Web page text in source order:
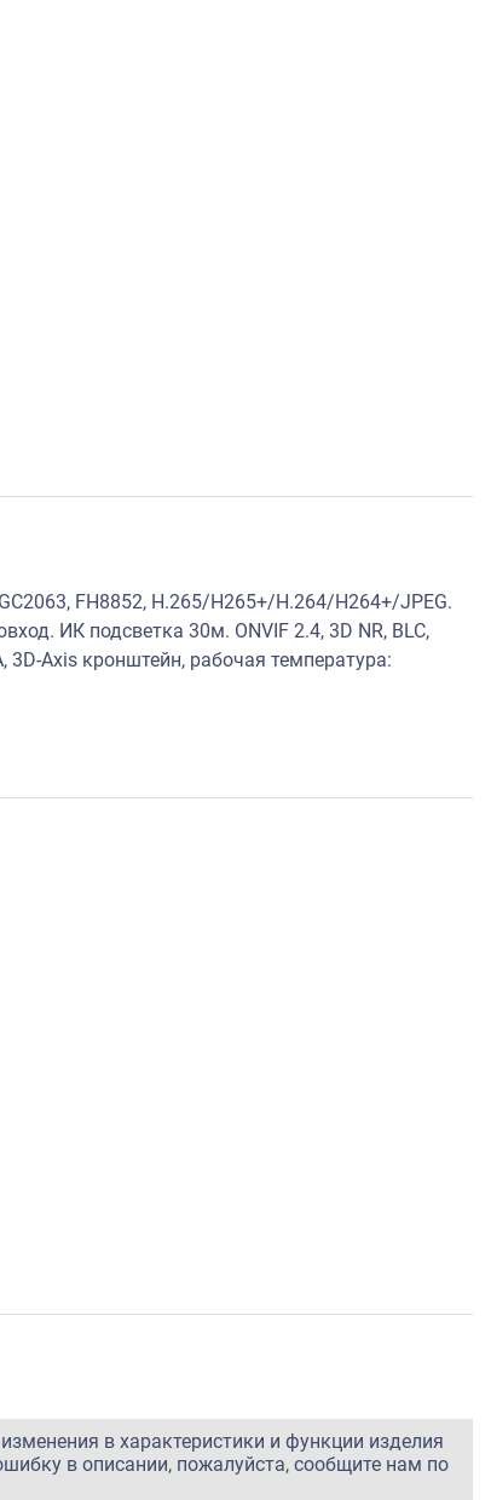
FH8852, H.265/H265+/H.264/H264+/JPEG.
ИК подсветка 30м. ONVIF 2.4, 3D NR, BLC,
Axis кронштейн, рабочая температура:
в характеристики и функции изделия
в описании, пожалуйста, сообщите нам по